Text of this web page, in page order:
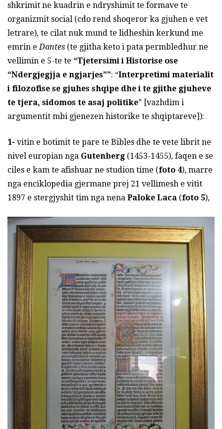
shkrimit ne kuadrin e ndryshimit te formave te
organizmit social (cdo rend shoqeror ka gjuhen e vet
letrare), te cilat nuk mund te lidheshin kerkund me
emrin eDantes (te gjitha keto i pata permbledhur ne
vellimin e 5-te te “Tjetersimi i Historise ose
“Ndergjegjja e ngjarjes””: “Interpretimi materialit
i filozofise se gjuhes shqipe dhe i te gjithe gjuheve
te tjera, sidomos te asaj politike” [vazhdim i
argumentit mbi gjenezen historike te shqiptareve]):
1- vitin e botimit te pare te Bibles dhe te vete librit ne
nivel europian nga Gutenberg (1453-1455), faqen e se
ciles e kam te afishuar ne studion time (foto 4), marre
nga enciklopedia gjermane prej 21 vellimesh e vitit
1897 e stergjyshit tim nga nena Paloke Laca (foto 5),